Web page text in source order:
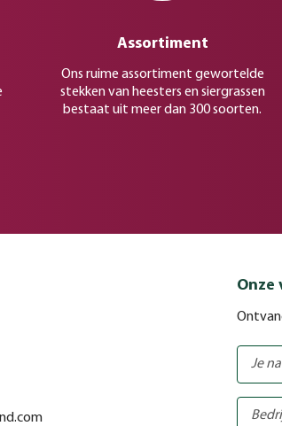
Assortiment
Ons ruime assortiment gewortelde
stekken van heesters en siergrassen
bestaat uit meer dan 300 soorten.
Onze